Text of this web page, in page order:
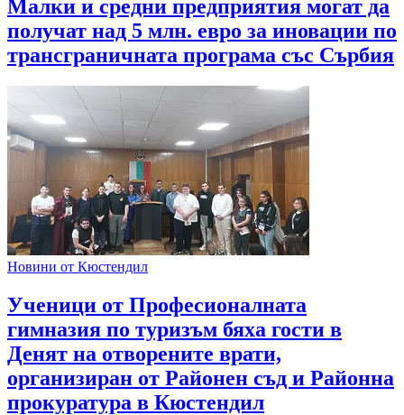
Малки и средни предприятия могат да
получат над 5 млн. евро за иновации по
трансграничната програма със Сърбия
Новини от Кюстендил
Ученици от Професионалната
гимназия по туризъм бяха гости в
Денят на отворените врати,
организиран от Районен съд и Районна
прокуратура в Кюстендил